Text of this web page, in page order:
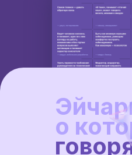
о